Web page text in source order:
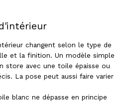
changent selon le type de
et la finition. Un modèle simple
store avec une toile épaisse ou
La pose peut aussi faire varier
blanc ne dépasse en principe